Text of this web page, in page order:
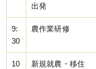
出発
9:
30
農作業研修
10
新規就農・移住